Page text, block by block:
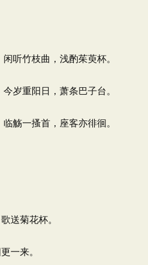
听竹枝曲，浅酌茱萸杯。
岁重阳日，萧条巴子台。
觞一搔首，座客亦徘徊。
送菊花杯。
一来。